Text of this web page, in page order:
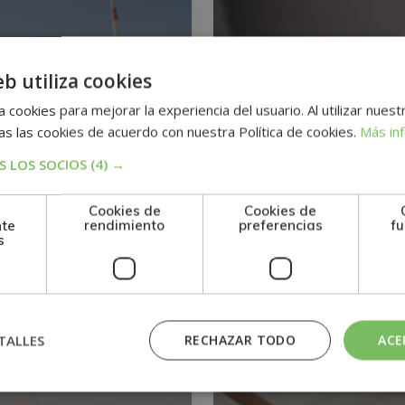
Internacional
De
Con
Renovables –
Acreditado Por
De La Haya –
2.380$ 595$
Maestría
Móviles – Diploma
Acreditado por
0 2.720$
utiliza cookies
cookies para mejorar la experiencia del usuario. Al utilizar
las cookies de acuerdo con nuestra Política de cookies. Más
LOS SOCIOS (4) →
Cookies de
rendimiento
Cookies de
preferencias
RECHAZAR TODO